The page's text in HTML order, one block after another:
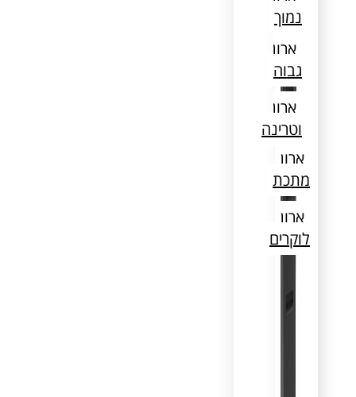
נמוך
ארון
גבוה
ארון
וטרינה
ארון
מתכת
ארון
לוקרים